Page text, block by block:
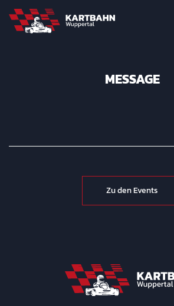
MESSAGE
Zu den Events